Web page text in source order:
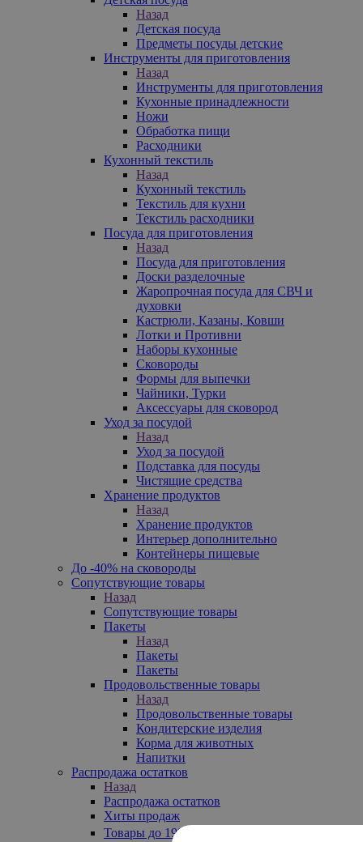
Назад
Детская посуда
Предметы посуды детские
Инструменты для приготовления
Назад
Инструменты для приготовления
Кухонные принадлежности
Ножи
Обработка пищи
Расходники
Кухонный текстиль
Назад
Кухонный текстиль
Текстиль для кухни
Текстиль расходники
Посуда для приготовления
Назад
Посуда для приготовления
Доски разделочные
Жаропрочная посуда для СВЧ и
духовки
Кастрюли, Казаны, Ковши
Лотки и Противни
Наборы кухонные
Сковороды
Формы для выпечки
Чайники, Турки
Аксессуары для сковород
Уход за посудой
Назад
Уход за посудой
Подставка для посуды
Чистящие средства
Хранение продуктов
Назад
Хранение продуктов
Интерьер дополнительно
Контейнеры пищевые
До -40% на сковороды
Сопутствующие товары
Назад
Сопутствующие товары
Пакеты
Назад
Пакеты
Пакеты
Продовольственные товары
Назад
Продовольственные товары
Кондитерские изделия
Корма для животных
Напитки
Распродажа остатков
Назад
Распродажа остатков
Хиты продаж
Товары до 199₽